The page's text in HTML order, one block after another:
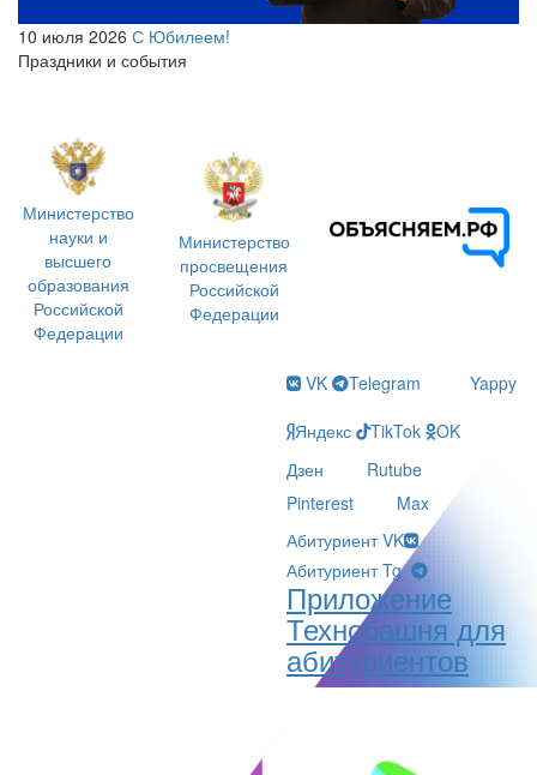
10 июля 2026 С Юбилеем!
Праздники и события
Министерство
науки и
высшего
образования
Российской
Федерации
Министерство
просвещения
Российской
Федерации
VK Telegram
Yappy
Яндекс
TikTok
OK
Дзен
Rutube
Pinterest
Max
Абитуриент VK
Абитуриент Tg
Приложение
Технобашня для
абитуриентов